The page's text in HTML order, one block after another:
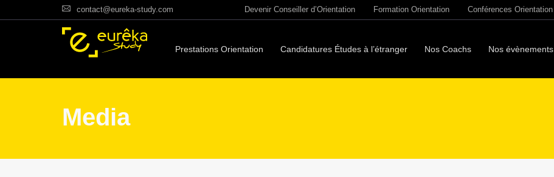
contact@eureka-study.com Devenir Conseiller d’Orientation Formation Orientation Conférences Orientation
Prestations Orientation Candidatures Études à l’étranger Nos Coachs Nos évènements
Media